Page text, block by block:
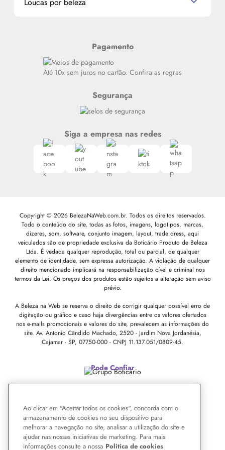
Meus endereços
Siga nosso canal no Whatsapp
Pagamento
Até 10x sem juros no cartão. Confira as regras
Segurança
Siga a empresa nas redes
Copyright © 2026 BelezaNaWeb.com.br. Todos os direitos reservados.
Todo o conteúdo do site, todas as fotos, imagens, logotipos, marcas,
dizeres, som, software, conjunto imagem, layout, trade dress, aqui
veiculados são de propriedade exclusiva da Boticário Produto de Beleza
Ltda. É vedada qualquer reprodução, total ou parcial, de qualquer
elemento de identidade, sem expressa autorização. A violação de qualquer
direito mencionado implicará na responsabilização cível e criminal nos
termos da Lei. Os preços dos produtos estão sujeitos a alteração sem aviso
prévio.
A Beleza na Web se reserva o direito de corrigir qualquer possível erro de
digitação ou gráfico e caso haja divergências entre os valores ofertados
nos e-mails promocionais e valores do site, prevalecem as informações do
site. Av. Antonio Cândido Machado, 2520 - Jardim Nova Jordanésia,
Cajamar - SP, 07750-000 - CNPJ 11.137.051/0809-45.
Pode Confiar
Ao clicar em "Aceitar todos os cookies", concorda com o
armazenamento de cookies no seu dispositivo para
melhorar a navegação no site, analisar a utilização do site e
ajudar nas nossas iniciativas de marketing. Para mais
informações consulte a nossa Politica de cookies